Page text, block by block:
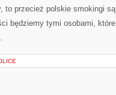
to przecież polskie smokingi
będziemy tymi osobami,